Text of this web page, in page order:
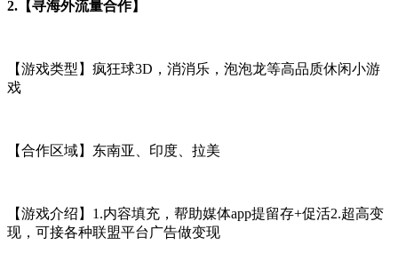
2. 【寻海外流量合作】
【游戏类型】疯狂球3D，消消乐，泡泡龙等高品质休闲小游
戏
【合作区域】东南亚、印度、拉美
【游戏介绍】1.内容填充，帮助媒体app提留存+促活2.超高变
现，可接各种联盟平台广告做变现